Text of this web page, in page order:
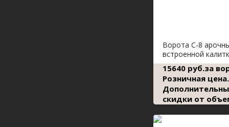
Ворота С-8
встроенной
15640 руб.за
Розничная цена.
скидки от